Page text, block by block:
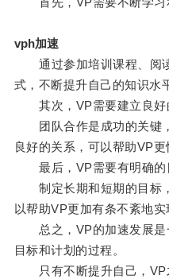
vph加速
通过参加培训课程、阅
式，不断提升自己的知识水
其次，VP需要建立良好
团队合作是成功的关键
良好的关系，可以帮助VP更
最后，VP需要有明确的
制定长期和短期的目标
以帮助VP更加有条不紊地实
总之，VP的加速发展是
目标和计划的过程。
只有不断提升自己，VP